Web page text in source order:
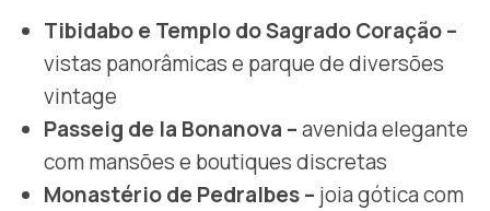
Tibidabo e Templo do Sagrado Coração –
vistas panorâmicas e parque de diversões
vintage
Passeig de la Bonanova –avenida elegante
com mansões e boutiques discretas
Monastério de Pedralbes – joia gótica com